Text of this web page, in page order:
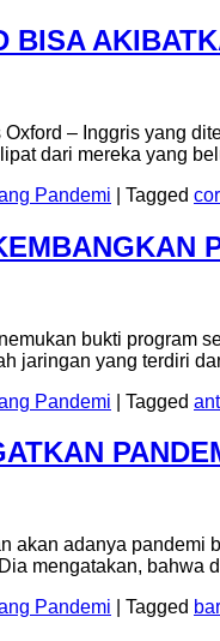
BISA
– Inggris yang
dari mereka yang
Pandemi Tagged
bukti program
jaringan yang terdiri
Pandemi Tagged
akan adanya
mengatakan,
Pandemi Tagged